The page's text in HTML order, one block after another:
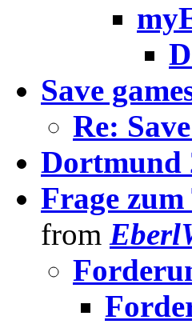
Save
Re:
Dortmund
Frage
from